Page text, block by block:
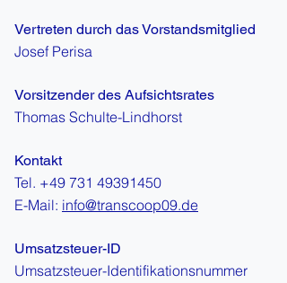
Vertreten durch das Vorstandsmitglied
Josef Perisa
Vorsitzender des Aufsichtsrates
Thomas Schulte-Lindhorst
Kontakt
Tel. +49 731 49391450
E-Mail: info@transcoop09.de
Umsatzsteuer-ID
Umsatzsteuer-Identifikationsnummer